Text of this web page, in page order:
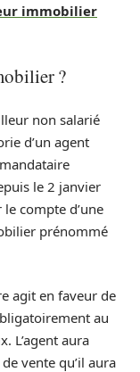
immobilier
?
non salarié
d’un agent
le 2 janvier
compte d’une
prénommé
agit en faveur de
au
L’agent aura
vente qu’il aura